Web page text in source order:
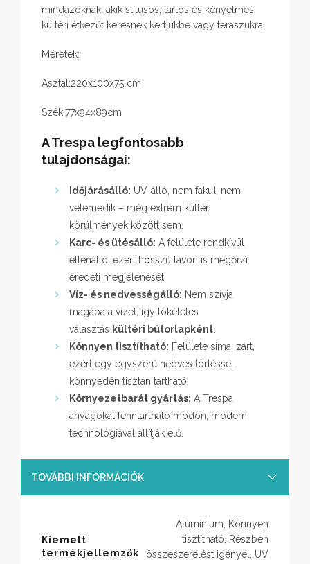
mindazoknak, akik stílusos, tartós és kényelmes
kültéri étkezőt keresnek kertjükbe vagy teraszukra.
Méretek:
Asztal:220x100x75 cm
Szék:77x94x89cm
A Trespa legfontosabb
tulajdonságai:
Időjárásálló: UV-álló, nem fakul, nem
vetemedik – még extrém kültéri
körülmények között sem.
Karc- és ütésálló: A felülete rendkívül
ellenálló, ezért hosszú távon is megőrzi
eredeti megjelenését.
Víz- és nedvességálló: Nem szívja
magába a vizet, így tökéletes
választás kültéri bútorlapként.
Könnyen tisztítható: Felülete sima, zárt,
ezért egy egyszerű nedves törléssel
könnyedén tisztán tartható.
Környezetbarát gyártás: A Trespa
anyagokat fenntartható módon, modern
technológiával állítják elő.
TOVÁBBI INFORMÁCIÓK
Kiemelt
termékjellemzők
Alumínium, Könnyen
tisztítható, Részben
összeszerelést igényel, UV